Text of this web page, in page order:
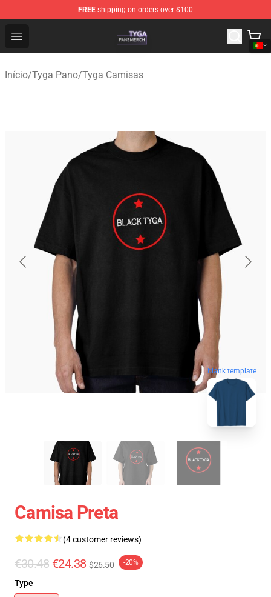
FREE shipping on orders over $100
Open menu
Tyga Shop - Official Tyga Merchandise Store
Início/Tyga Pano/Tyga Camisas
blank template
Camisa Preta
(4 customer reviews)
€30.48 €24.38 $26.50 -20%
Type